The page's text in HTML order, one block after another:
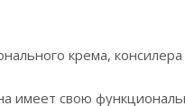
крема,
имеет свою